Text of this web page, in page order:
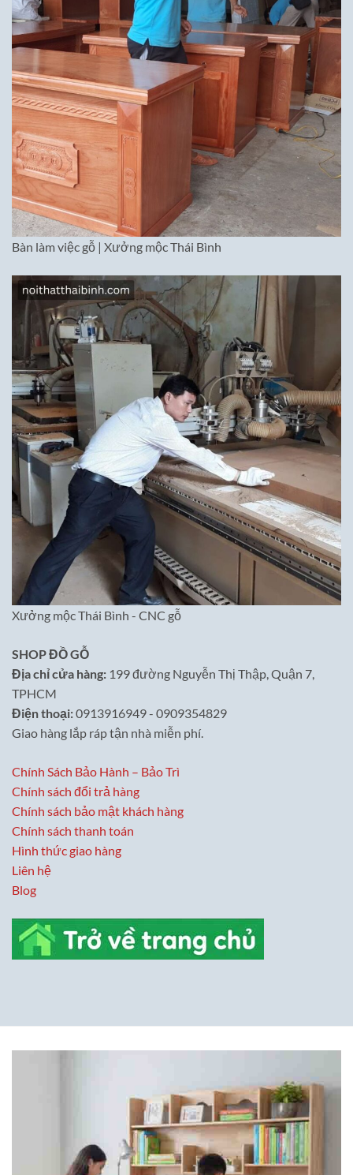
Bàn làm việc gỗ | Xưởng mộc Thái Bình
Xưởng mộc Thái Bình - CNC gỗ
SHOP ĐỒ GỖ
Địa chỉ cửa hàng: 199 đường Nguyễn Thị Thập, Quận 7,
TPHCM
Điện thoại:0913916949 - 0909354829
Giao hàng lắp ráp tận nhà miễn phí.
Chính Sách Bảo Hành – Bảo Trì
Chính sách đổi trả hàng
Chính sách bảo mật khách hàng
Chính sách thanh toán
Hình thức giao hàng
Liên hệ
Blog